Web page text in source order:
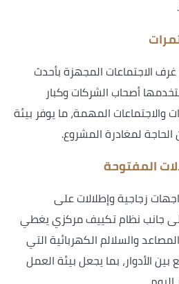
الاجتماعات المجهزة بأحدث
أصحاب الشركات وكبار
والاجتماعات المهمة، ما يوفر بيئة
لمغادرة المشروع.
المفتوحة
زجاجية وإطلالات على
إلى جانب نظام تكييف مركزي يغطي
والسلالم الكهربائية التي
الأدوار، بما يجعل بيئة العمل